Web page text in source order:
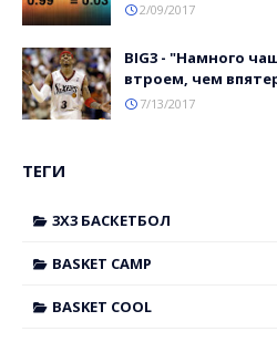
2/09/2017
BIG3 - "Намного
втроем, чем
7/13/2017
ТЕГИ
3X3 БАСКЕТБОЛ
BASKET CAMP
BASKET COOL